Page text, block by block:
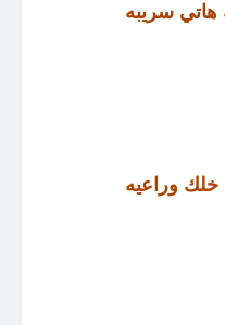
سريبه
وراعيه